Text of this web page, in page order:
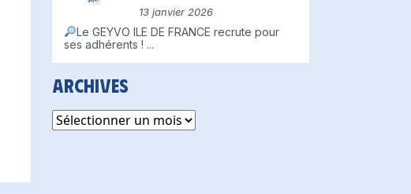
13 janvier 2026
Le GEYVO ILE DE FRANCE recrute pour
ses adhérents ! ...
Archives
Archives